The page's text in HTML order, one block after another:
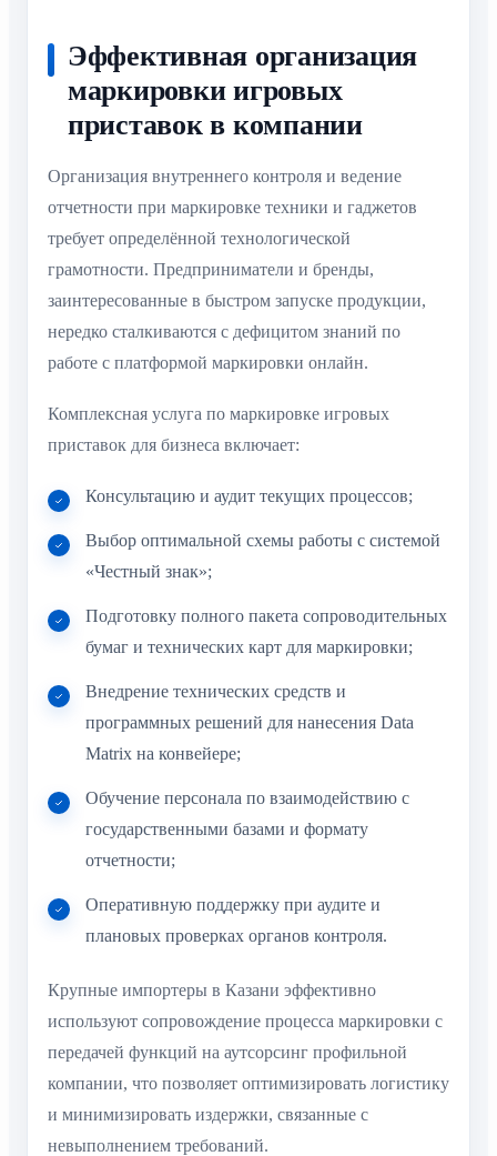
Эффективная организация
маркировки игровых
приставок в компании
Организация внутреннего контроля и ведение
отчетности при маркировке техники и гаджетов
требует определённой технологической
грамотности. Предприниматели и бренды,
заинтересованные в быстром запуске продукции,
нередко сталкиваются с дефицитом знаний по
работе с платформой маркировки онлайн.
Комплексная услуга по маркировке игровых
приставок для бизнеса включает:
Консультацию и аудит текущих процессов;
Выбор оптимальной схемы работы с системой
«Честный знак»;
Подготовку полного пакета сопроводительных
бумаг и технических карт для маркировки;
Внедрение технических средств и
программных решений для нанесения Data
Matrix на конвейере;
Обучение персонала по взаимодействию с
государственными базами и формату
отчетности;
Оперативную поддержку при аудите и
плановых проверках органов контроля.
Крупные импортеры в Казани эффективно
используют сопровождение процесса маркировки с
передачей функций на аутсорсинг профильной
компании, что позволяет оптимизировать логистику
и минимизировать издержки, связанные с
невыполнением требований.